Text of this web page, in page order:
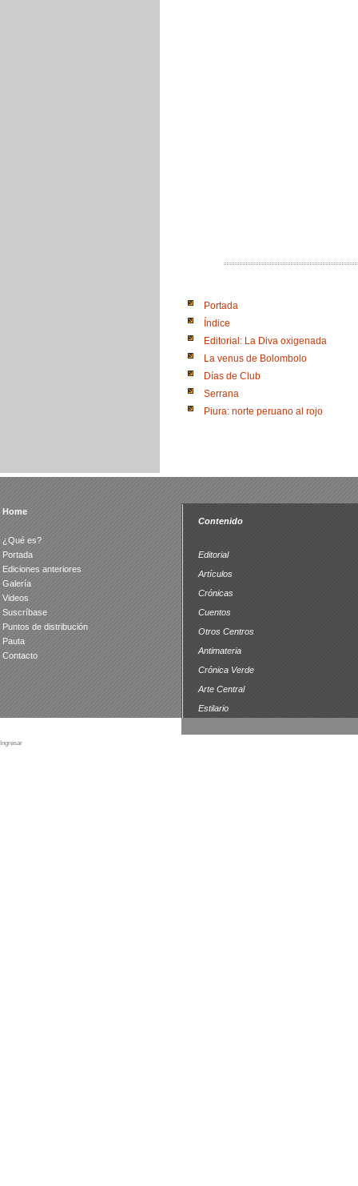
Portada
Índice
Editorial: La Diva oxigenada
La venus de Bolombolo
Días de Club
Serrana
Piura: norte peruano al rojo
Home
¿Qué es?
Portada
Ediciones anteriores
Galería
Videos
Suscríbase
Puntos de distribución
Pauta
Contacto
Contenido
Editorial
Artículos
Crónicas
Cuentos
Otros Centros
Antimateria
Crónica Verde
Arte Central
Estilario
Ingresar